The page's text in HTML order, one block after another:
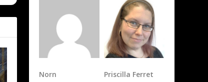
Norn Priscilla Ferret